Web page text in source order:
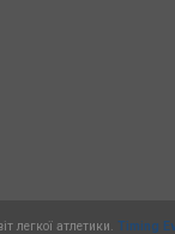
легкої атлетики.Timing